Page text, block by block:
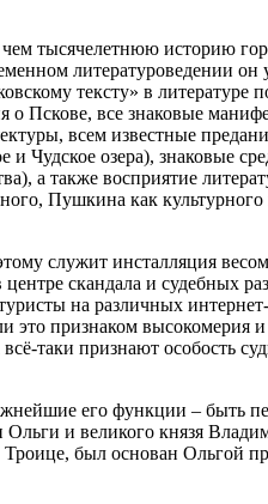
тысячелетнюю историю
литературоведении
тексту» в литературе
о Пскове, все знаковые
всем известные
Чудское озера), знаковые
а также восприятие
Пушкина как культурного
служит инсталляция
скандала и судебных
на различных
это признаком
таки признают особость
его функции – быть
и великого князя
был основан Ольгой